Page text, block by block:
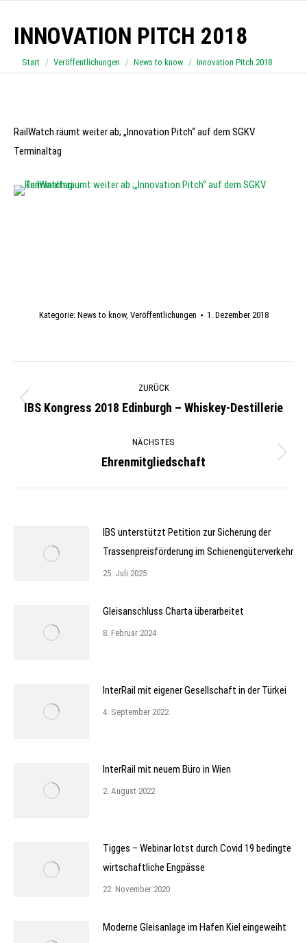
INNOVATION PITCH 2018
Sie befinden sich hier:
Start Veröffentlichungen News to know Innovation Pitch 2018
RailWatch räumt weiter ab; „Innovation Pitch“ auf dem SGKV
Terminaltag
Kategorie: News to know, Veröffentlichungen 1. Dezember 2018
ZURÜCK
Vorheriger
IBS Kongress 2018 Edinburgh – Whiskey-Destillerie
NÄCHSTES
Nächster
Ehrenmitgliedschaft
IBS unterstützt Petition zur Sicherung der
Trassenpreisförderung im Schienengüterverkehr
25. Juli 2025
Gleisanschluss Charta überarbeitet
8. Februar 2024
InterRail mit eigener Gesellschaft in der Türkei
4. September 2022
InterRail mit neuem Büro in Wien
2. August 2022
Tigges – Webinar lotst durch Covid 19 bedingte
wirtschaftliche Engpässe
22. November 2020
Moderne Gleisanlage im Hafen Kiel eingeweiht